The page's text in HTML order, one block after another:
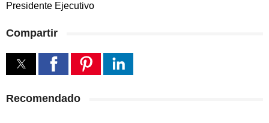
Presidente Ejecutivo
Compartir
Recomendado